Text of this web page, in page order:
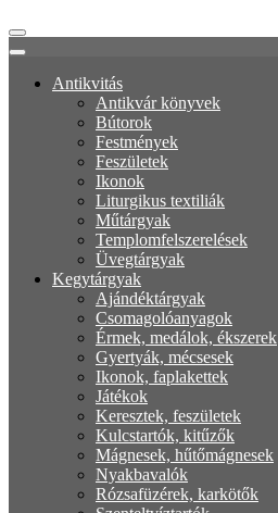
Antikvitás
Antikvár könyvek
Bútorok
Festmények
Feszületek
Ikonok
Liturgikus textiliák
Műtárgyak
Templomfelszerelések
Üvegtárgyak
Kegytárgyak
Ajándéktárgyak
Csomagolóanyagok
Érmek, medálok, ékszerek
Gyertyák, mécsesek
Ikonok, faplakettek
Játékok
Keresztek, feszületek
Kulcstartók, kitűzők
Mágnesek, hűtőmágnesek
Nyakbavalók
Rózsafüzérek, karkötők